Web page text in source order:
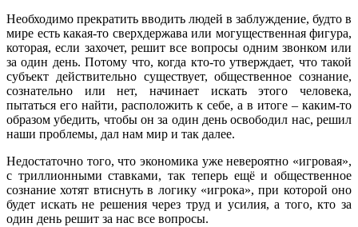
Необходимо прекратить вводить людей в заблуждение, будто в
мире есть какая-то сверхдержава или могущественная фигура,
которая, если захочет, решит все вопросы одним звонком или
за один день. Потому что, когда кто-то утверждает, что такой
субъект действительно существует, общественное сознание,
сознательно или нет, начинает искать этого человека,
пытаться его найти, расположить к себе, а в итоге – каким-то
образом убедить, чтобы он за один день освободил нас, решил
наши проблемы, дал нам мир и так далее.
Недостаточно того, что экономика уже невероятно «игровая»,
с триллионными ставками, так теперь ещё и общественное
сознание хотят втиснуть в логику «игрока», при которой оно
будет искать не решения через труд и усилия, а того, кто за
один день решит за нас все вопросы.